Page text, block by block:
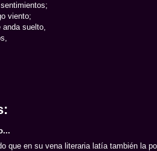
viento;
anda suelto,
que en su vena literaria latía también la